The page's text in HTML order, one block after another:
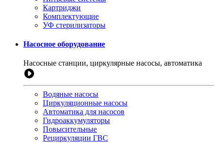
Картриджи
Комплектующие
УФ стерилизаторы
Насосное оборудование
Насосные станции, циркулярные насосы, автоматика
Водяные насосы
Циркуляционные насосы
Автоматика для насосов
Гидроаккумуляторы
Повысительные
Рециркуляции ГВС